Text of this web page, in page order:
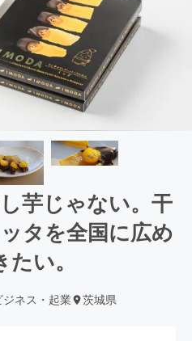
芋じゃない。干
タを全国に広め
い。
ジネス・起業 茨城県